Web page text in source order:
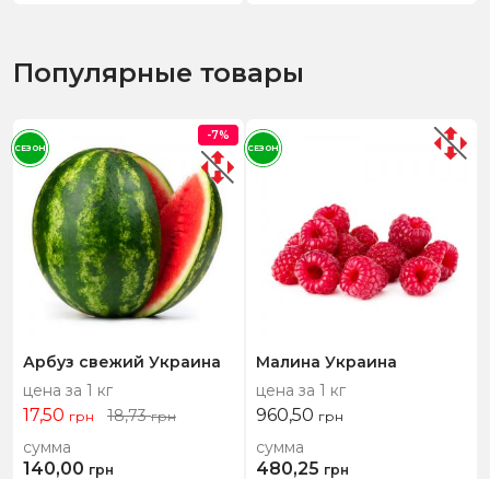
Популярные товары
Арбуз свежий Украина
цена за 1 кг
17,50 грн 18,73грн
сумма
140,00 грн
-7%
СЕЗОН
Малина Украина
цена за 1 кг
960,50 грн
сумма
480,25 грн
СЕЗОН